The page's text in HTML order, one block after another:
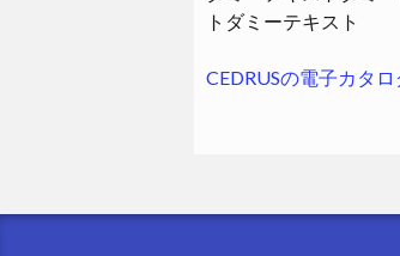
トダミーテキスト
CEDRUSの電子カタ